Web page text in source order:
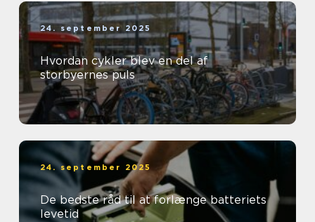
24. september 2025
Hvordan cykler blev en del af
storbyernes puls
24. september 2025
De bedste råd til at forlænge batteriets
levetid